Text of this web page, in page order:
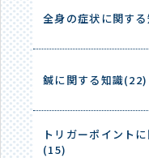
全身の症状に関す
鍼に関する知識(22)
トリガーポイント
(15)